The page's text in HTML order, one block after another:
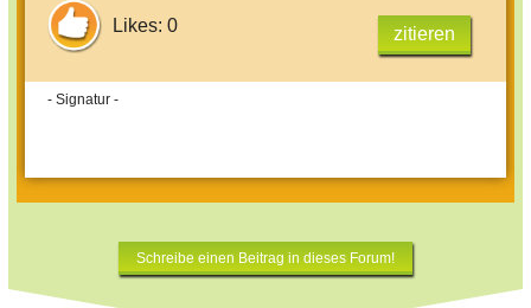
Likes: 0 zitieren
- Signatur -
Schreibe einen Beitrag in dieses Forum!